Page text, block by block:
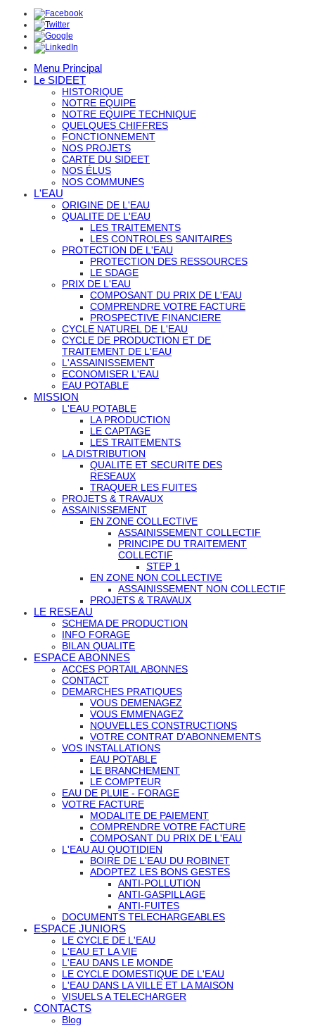
Menu Principal
Le SIDEET
HISTORIQUE
NOTRE EQUIPE
NOTRE EQUIPE TECHNIQUE
QUELQUES CHIFFRES
FONCTIONNEMENT
NOS PROJETS
CARTE DU SIDEET
NOS ÉLUS
NOS COMMUNES
L'EAU
ORIGINE DE L'EAU
QUALITE DE L'EAU
LES TRAITEMENTS
LES CONTROLES SANITAIRES
PROTECTION DE L'EAU
PROTECTION DES RESSOURCES
LE SDAGE
PRIX DE L'EAU
COMPOSANT DU PRIX DE L'EAU
COMPRENDRE VOTRE FACTURE
PROSPECTIVE FINANCIERE
CYCLE NATUREL DE L'EAU
CYCLE DE PRODUCTION ET DE
TRAITEMENT DE L'EAU
L'ASSAINISSEMENT
ECONOMISER L'EAU
EAU POTABLE
MISSION
L'EAU POTABLE
LA PRODUCTION
LE CAPTAGE
LES TRAITEMENTS
LA DISTRIBUTION
QUALITE ET SECURITE DES
RESEAUX
TRAQUER LES FUITES
PROJETS & TRAVAUX
ASSAINISSEMENT
EN ZONE COLLECTIVE
ASSAINISSEMENT COLLECTIF
PRINCIPE DU TRAITEMENT
COLLECTIF
STEP 1
EN ZONE NON COLLECTIVE
ASSAINISSEMENT NON COLLECTIF
PROJETS & TRAVAUX
LE RESEAU
SCHEMA DE PRODUCTION
INFO FORAGE
BILAN QUALITE
ESPACE ABONNES
ACCES PORTAIL ABONNES
CONTACT
DEMARCHES PRATIQUES
VOUS DEMENAGEZ
VOUS EMMENAGEZ
NOUVELLES CONSTRUCTIONS
VOTRE CONTRAT D'ABONNEMENTS
VOS INSTALLATIONS
EAU POTABLE
LE BRANCHEMENT
LE COMPTEUR
EAU DE PLUIE - FORAGE
VOTRE FACTURE
MODALITE DE PAIEMENT
COMPRENDRE VOTRE FACTURE
COMPOSANT DU PRIX DE L'EAU
L'EAU AU QUOTIDIEN
BOIRE DE L'EAU DU ROBINET
ADOPTEZ LES BONS GESTES
ANTI-POLLUTION
ANTI-GASPILLAGE
ANTI-FUITES
DOCUMENTS TELECHARGEABLES
ESPACE JUNIORS
LE CYCLE DE L'EAU
L'EAU ET LA VIE
L'EAU DANS LE MONDE
LE CYCLE DOMESTIQUE DE L'EAU
L'EAU DANS LA VILLE ET LA MAISON
VISUELS A TELECHARGER
CONTACTS
Blog